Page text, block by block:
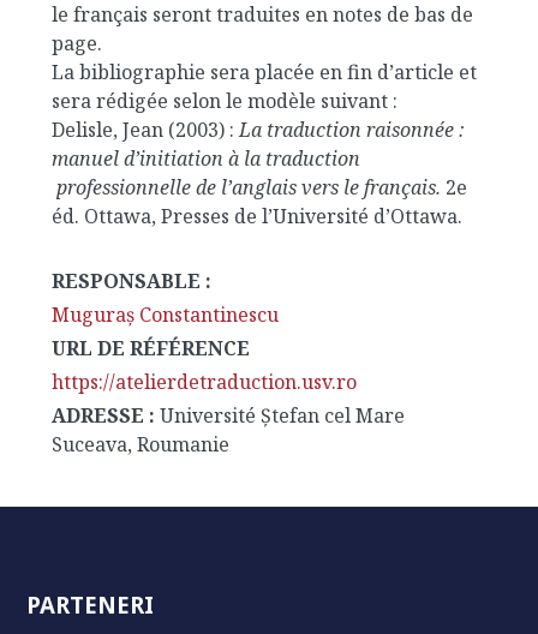
le français seront traduites en notes de bas de
page.
La bibliographie sera placée en fin d’article et
sera rédigée selon le modèle suivant :
Delisle, Jean (2003) :La traduction raisonnée :
manuel d’initiation à la traduction
professionnelle de l’anglais vers le français. 2e
éd. Ottawa, Presses de l’Université d’Ottawa.
RESPONSABLE :
Muguraş Constantinescu
URL DE RÉFÉRENCE
https://atelierdetraduction.usv.ro
ADRESSE : Université Ştefan cel Mare
Suceava, Roumanie
PARTENERI